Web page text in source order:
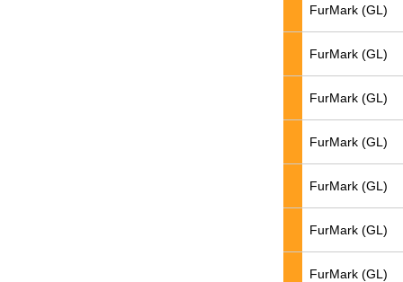
FurMark (GL)
FurMark (GL)
FurMark (GL)
FurMark (GL)
FurMark (GL)
FurMark (GL)
FurMark (GL)